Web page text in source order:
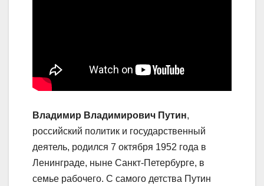
Владимир Владимирович Путин,
российский политик и государственный
деятель, родился 7 октября 1952 года в
Ленинграде, ныне Санкт-Петербурге, в
семье рабочего. С самого детства Путин